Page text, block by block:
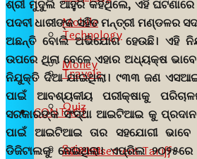
Technology
Travels
CONTACT
Advertisement Tariff
Mobile
Money
Quiz
Science
ଶ୍ରୀ ମୁଦୁଲି ଆହୁରି କହିଥିଲେ, ଏହି
ପଦବୀ ଧାରୀଙ୍କ ସହିତ ମନ୍ତ୍ରୀ ମଣ୍ଡଳର
ଅଛନ୍ତି ବୋଲି ଅଭିଯୋଗ ହେଉଛି। ଏହି
ଉପରେ ଥିଲା ବେଳେ ଏହାର ଅଧ୍ୟକ୍ଷ
ନିଯୁକ୍ତି ଦିଆ ଯାଇଥିଲା। ୯୩୩ ଜଣ
ପାଇଁ ଆବଶ୍ୟକୀୟ ପରୀକ୍ଷାକୁ
ସରକାରଙ୍କ ସଂସ୍ଥା ଆଇଟିଆଇ କୁ ପ୍ରଦାନ
ପାଇଁ ଆଇଟିଆଇ ତାର ସହଯୋଗୀ
ଡିଜିଟାଲକୁ ନେଇଥିଲା। ଏପ୍ରିଲ